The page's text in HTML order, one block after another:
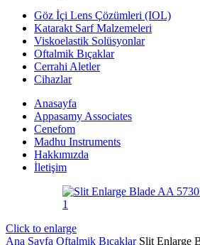
Göz İçi Lens Çözümleri (IOL)
Katarakt Sarf Malzemeleri
Viskoelastik Solüsyonlar
Oftalmik Bıçaklar
Cerrahi Aletler
Cihazlar
Anasayfa
Appasamy Associates
Cenefom
Madhu Instruments
Hakkımızda
İletişim
Click to enlarge
Ana Sayfa Oftalmik Bıçaklar Slit Enlarge